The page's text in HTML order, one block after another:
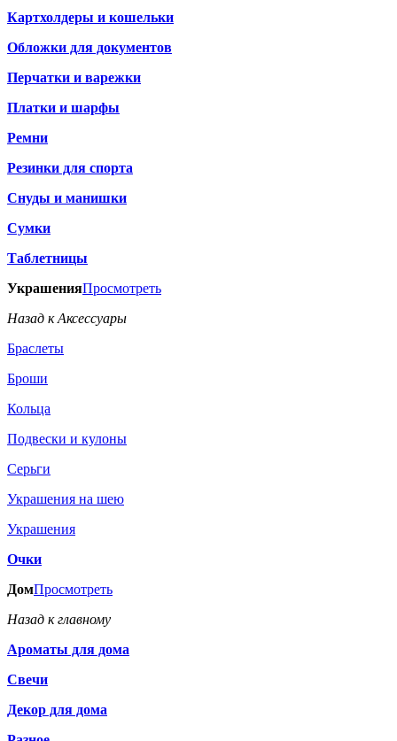
Картхолдеры и кошельки
Обложки для документов
Перчатки и варежки
Платки и шарфы
Ремни
Резинки для спорта
Снуды и манишки
Сумки
Таблетницы
УкрашенияПросмотреть
Назад к Аксессуары
Браслеты
Броши
Кольца
Подвески и кулоны
Серьги
Украшения на шею
Украшения
Очки
ДомПросмотреть
Назад к главному
Ароматы для дома
Свечи
Декор для дома